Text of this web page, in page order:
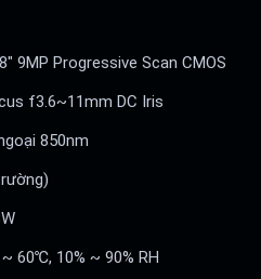
9MP Progressive Scan CMOS
f3.6~11mm DC Iris
850nm
60℃, 10% ~ 90% RH